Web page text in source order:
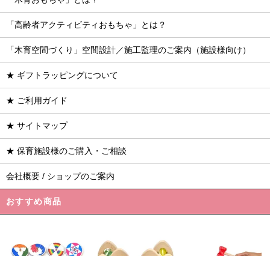
「高齢者アクティビティおもちゃ」とは？
「木育空間づくり」空間設計／施工監理のご案内（施設様向け）
★ ギフトラッピングについて
★ ご利用ガイド
★ サイトマップ
★ 保育施設様のご購入・ご相談
会社概要 / ショップのご案内
おすすめ商品